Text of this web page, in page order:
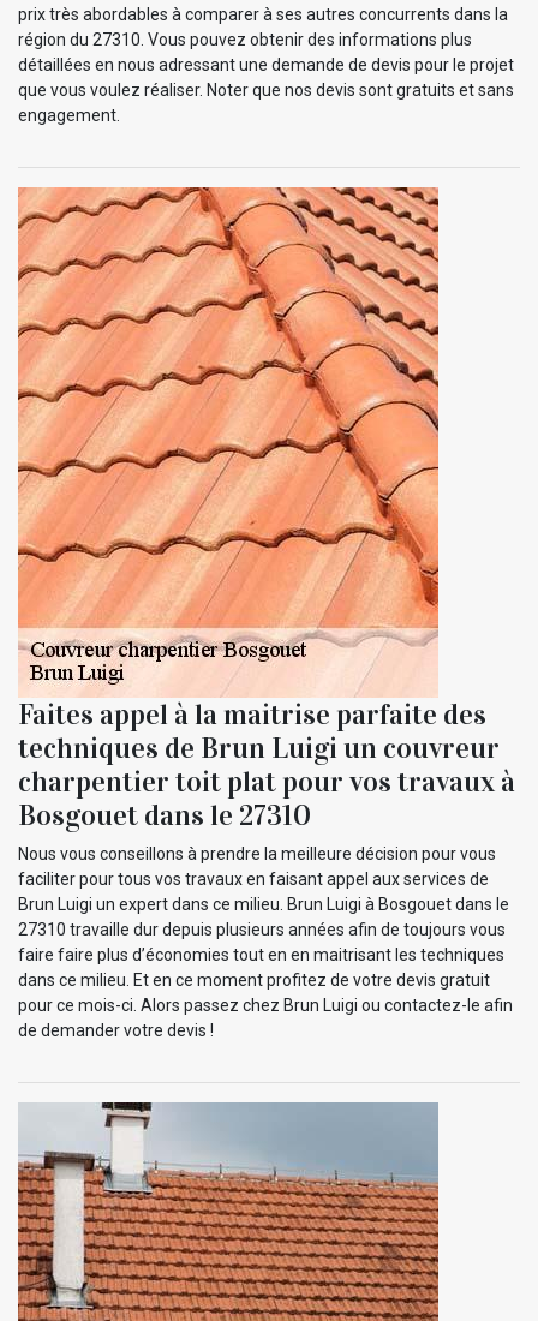
prix très abordables à comparer à ses autres concurrents dans la
région du 27310. Vous pouvez obtenir des informations plus
détaillées en nous adressant une demande de devis pour le projet
que vous voulez réaliser. Noter que nos devis sont gratuits et sans
engagement.
Faites appel à la maitrise parfaite des
techniques de Brun Luigi un couvreur
charpentier toit plat pour vos travaux à
Bosgouet dans le 27310
Nous vous conseillons à prendre la meilleure décision pour vous
faciliter pour tous vos travaux en faisant appel aux services de
Brun Luigi un expert dans ce milieu. Brun Luigi à Bosgouet dans le
27310 travaille dur depuis plusieurs années afin de toujours vous
faire faire plus d’économies tout en en maitrisant les techniques
dans ce milieu. Et en ce moment profitez de votre devis gratuit
pour ce mois-ci. Alors passez chez Brun Luigi ou contactez-le afin
de demander votre devis !